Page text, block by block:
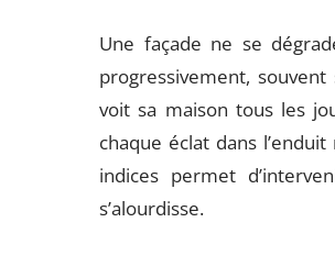
Une façade ne se
progressivement,
voit sa maison tous les
chaque éclat dans
indices permet
s’alourdisse.